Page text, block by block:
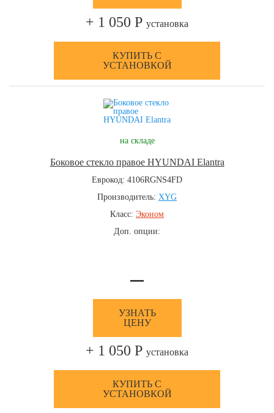
+ 1 050 Р установка
КУПИТЬ С
УСТАНОВКОЙ
на складе
Боковое стекло правое HYUNDAI Elantra
Еврокод: 4106RGNS4FD
Производитель: XYG
Класс: Эконом
Доп. опции:
—
УЗНАТЬ
ЦЕНУ
+ 1 050 Р установка
КУПИТЬ С
УСТАНОВКОЙ